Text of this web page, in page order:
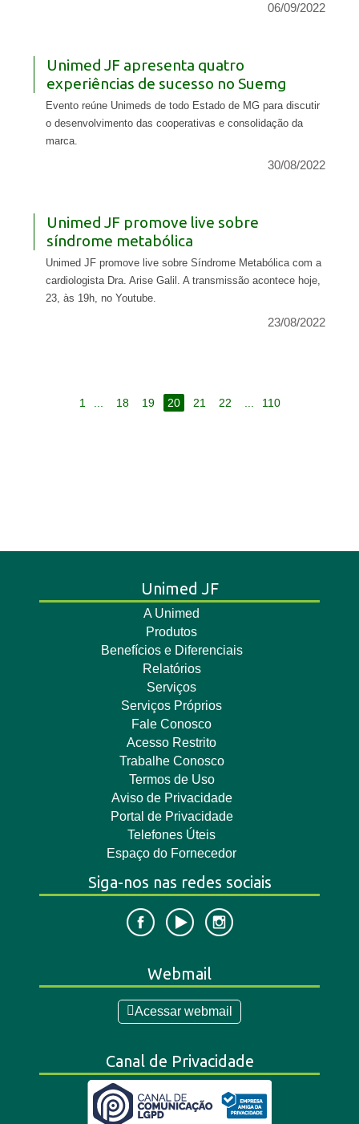
06/09/2022
Unimed JF apresenta quatro
experiências de sucesso no Suemg
Evento reúne Unimeds de todo Estado de MG para discutir
o desenvolvimento das cooperativas e consolidação da
marca.
30/08/2022
Unimed JF promove live sobre
síndrome metabólica
Unimed JF promove live sobre Síndrome Metabólica com a
cardiologista Dra. Arise Galil. A transmissão acontece hoje,
23, às 19h, no Youtube.
23/08/2022
1 ... 18 19 20 21 22 ... 110
Unimed JF
A Unimed
Produtos
Benefícios e Diferenciais
Relatórios
Serviços
Serviços Próprios
Fale Conosco
Acesso Restrito
Trabalhe Conosco
Termos de Uso
Aviso de Privacidade
Portal de Privacidade
Telefones Úteis
Espaço do Fornecedor
Siga-nos nas redes sociais
Webmail
Acessar webmail
Canal de Privacidade